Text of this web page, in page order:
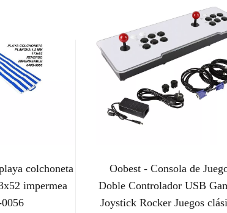
colchoneta
impermea
Oobest - Consola de
Doble Controlador USB
Joystick Rocker Juegos